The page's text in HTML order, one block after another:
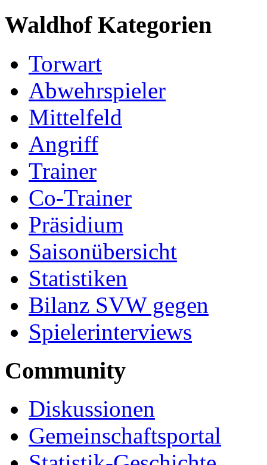
Waldhof Kategorien
Torwart
Abwehrspieler
Mittelfeld
Angriff
Trainer
Co-Trainer
Präsidium
Saisonübersicht
Statistiken
Bilanz SVW gegen
Spielerinterviews
Community
Diskussionen
Gemeinschaftsportal